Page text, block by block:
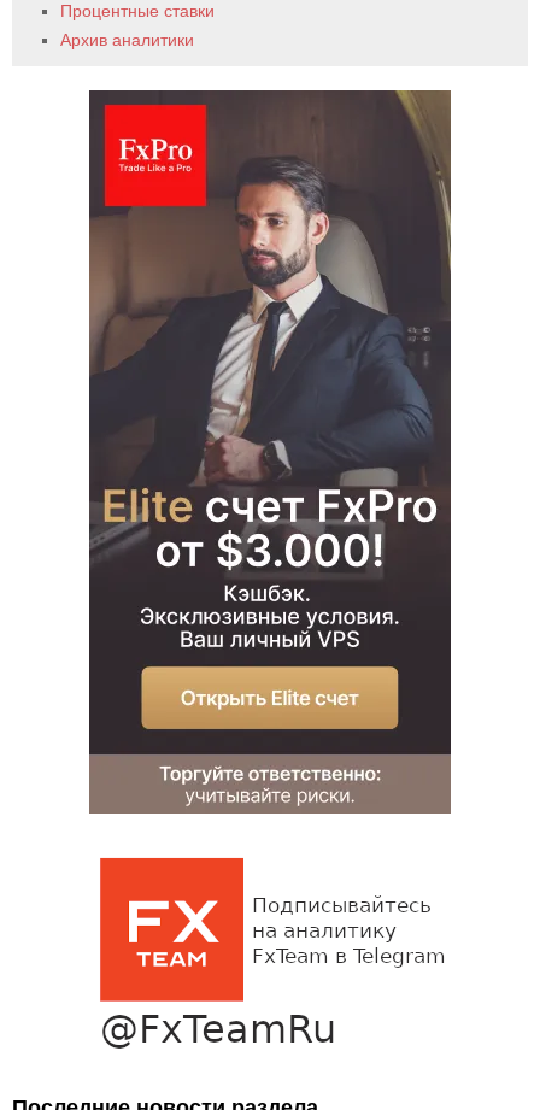
Процентные ставки
Архив аналитики